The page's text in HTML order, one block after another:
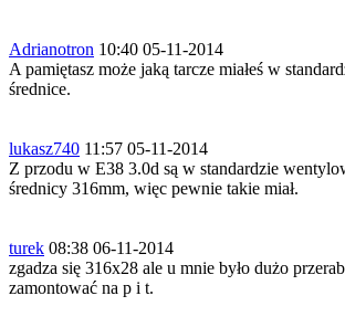
Adrianotron 10:40 05-11-2014
A pamiętasz może jaką tarcze miałeś w
średnice.
lukasz740 11:57 05-11-2014
Z przodu w E38 3.0d są w standardzie
średnicy 316mm, więc pewnie takie miał.
turek 08:38 06-11-2014
zgadza się 316x28 ale u mnie było dużo
zamontować na p i t.